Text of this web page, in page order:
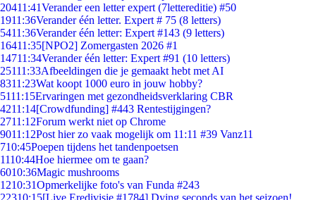
20411:41Verander een letter expert (7lettereditie) #50
1911:36Verander één letter. Expert # 75 (8 letters)
5411:36Verander één letter: Expert #143 (9 letters)
16411:35[NPO2] Zomergasten 2026 #1
14711:34Verander één letter: Expert #91 (10 letters)
25111:33Afbeeldingen die je gemaakt hebt met AI
8311:23Wat koopt 1000 euro in jouw hobby?
5111:15Ervaringen met gezondheidsverklaring CBR
4211:14[Crowdfunding] #443 Rentestijgingen?
2711:12Forum werkt niet op Chrome
9011:12Post hier zo vaak mogelijk om 11:11 #39 Vanz11
710:45Poepen tijdens het tandenpoetsen
1110:44Hoe hiermee om te gaan?
6010:36Magic mushrooms
1210:31Opmerkelijke foto's van Funda #243
22310:15[Live Eredivisie #1784] Dying seconds van het seizoen!